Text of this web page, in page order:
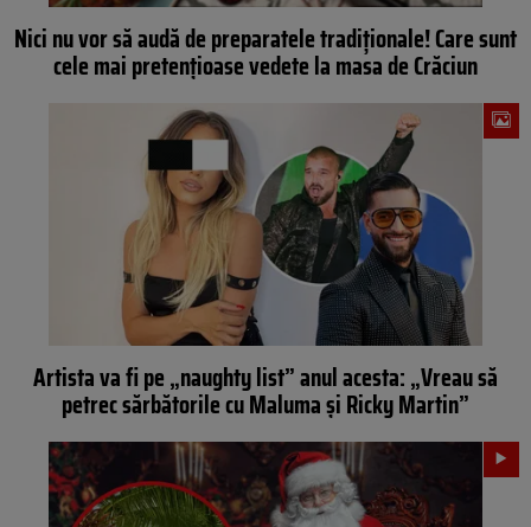
Nici nu vor să audă de preparatele tradiționale! Care sunt
cele mai pretențioase vedete la masa de Crăciun
Artista va fi pe „naughty list” anul acesta: „Vreau să
petrec sărbătorile cu Maluma și Ricky Martin”